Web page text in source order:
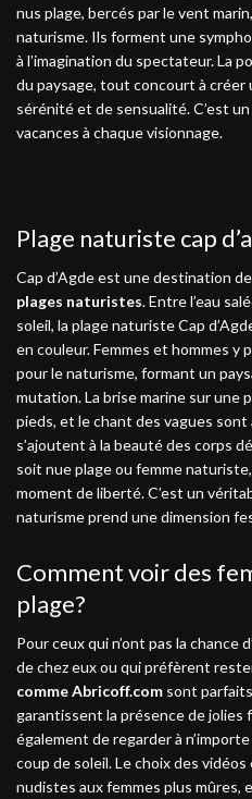
nus plage, bercés par le vent
naturisme. Ils forment une
à l’imagination du spectateur. La
du paysage, tout concourt à créer
sérénité et de sensualité. C’est
vacances à chaque visionnage.
Plage naturiste cap
Cap d’Agde est une destination
plages naturistes. Entre l’eau
soleil, la plage naturiste Cap
en couleur. Femmes et hommes y
pour le naturisme, formant un
mutation. La brise marine sur une
pieds, et le chant des vagues
s’ajoutent à la beauté des corps
soit nue plage ou femme
moment de liberté. C’est un
naturisme prend une dimension
Comment voir des
plage?
Pour ceux qui n’ont pas la chance
de chez eux ou qui préfèrent
comme Abricoff.com sont
garantissent la présence de jolies
également de regarder à
coup de soleil. Le choix des
nudistes aux femmes plus mûres,